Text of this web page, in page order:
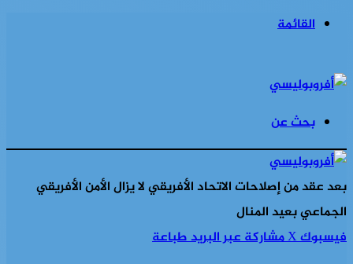
القائمة
بحث عن
بعد عقد من إصلاحات الاتحاد الأفريقي لا يزال الأمن الأفريقي
الجماعي بعيد المنال
فيسبوك‫Xمشاركة عبر البريدطباعة